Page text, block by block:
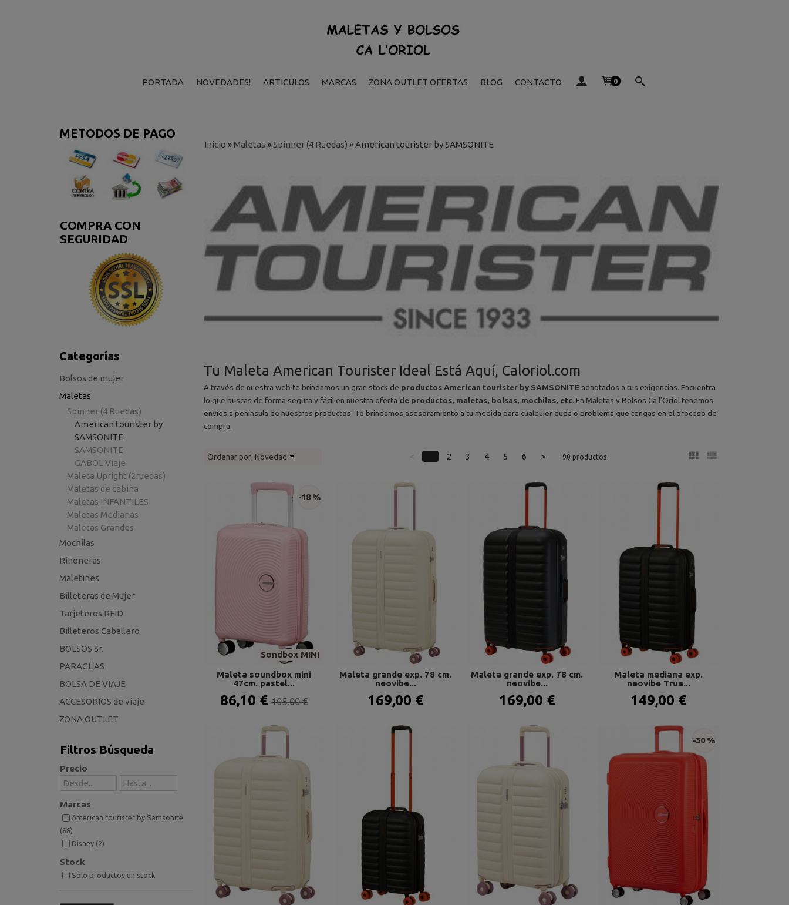
PORTADA NOVEDADES! ARTICULOS MARCAS ZONA OUTLET OFERTAS BLOG CONTACTO 0
METODOS DE PAGO
COMPRA CON
SEGURIDAD
Categorías
Bolsos de mujer
Maletas
Spinner (4 Ruedas)
American tourister by
SAMSONITE
SAMSONITE
GABOL Viaje
Maleta Upright (2ruedas)
Maletas de cabina
Maletas INFANTILES
Maletas Medianas
Maletas Grandes
Mochilas
Riñoneras
Maletines
Billeteras de Mujer
Tarjeteros RFID
Billeteros Caballero
BOLSOS Sr.
PARAGÜAS
BOLSA DE VIAJE
ACCESORIOS de viaje
ZONA OUTLET
Filtros Búsqueda
Precio
Marcas
American tourister by Samsonite
(88)
Disney (2)
Stock
Sólo productos en stock
Inicio »Maletas » Spinner (4 Ruedas) »American tourister by SAMSONITE
Tu Maleta American Tourister Ideal Está Aquí, Caloriol.com
A través de nuestra web te brindamos un gran stock de productos American tourister by SAMSONITEadaptados a tus exigencias. Encuentra
lo que buscas de forma segura y fácil en nuestra oferta de productos, maletas, bolsas, mochilas, etc. En Maletas y Bolsos Ca l'Oriol tenemos
envíos a península de nuestros productos. Te brindamos asesoramiento a tu medida para cualquier duda o problema que tengas en el proceso de
compra.
Ordenar por: Novedad 2 3 4 5 6 > 90 productos
Sondbox MINI
-18 %
Maleta soundbox mini
47cm. pastel...
86,10 €105,00 €
Maleta grande exp. 78 cm.
neovibe...
169,00 €
Maleta grande exp. 78 cm.
neovibe...
169,00 €
Maleta mediana exp.
neovibe True...
149,00 €
-30 %